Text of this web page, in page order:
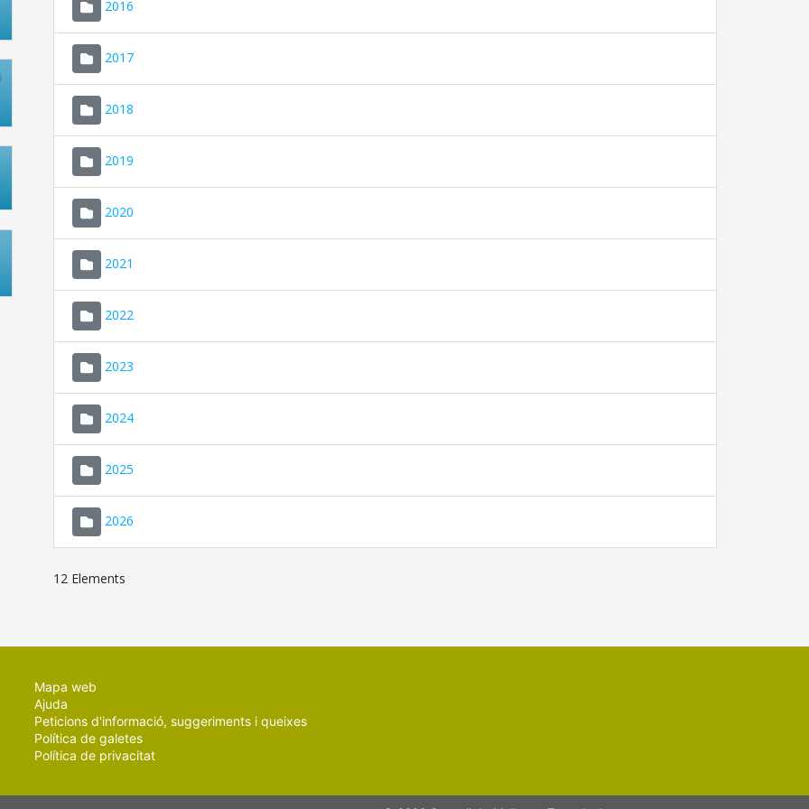
2016
2017
2018
2019
2020
2021
2022
2023
2024
2025
2026
12 Elements
Mapa web
Ajuda
Peticions d'informació, suggeriments i queixes
Política de galetes
Política de privacitat